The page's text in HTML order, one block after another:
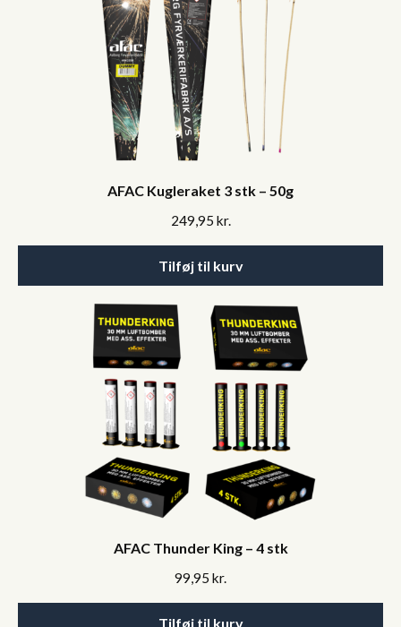
AFAC Kugleraket 3 stk – 50g
249,95 kr.
Tilføj til kurv
AFAC Thunder King – 4 stk
99,95 kr.
Tilføj til kurv